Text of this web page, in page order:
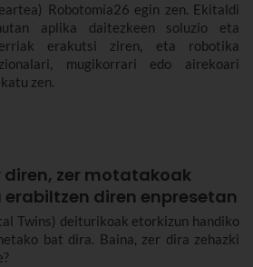
Robotomía26 egin zen. Ekitaldi
aplika daitezkeen soluzio eta
erakutsi ziren, eta robotika
mugikorrari edo airekoari
zen.
diren, zer motatakoak
diren enpresetan
Twins) deiturikoak etorkizun handiko
bat dira. Baina, zer dira zehazki